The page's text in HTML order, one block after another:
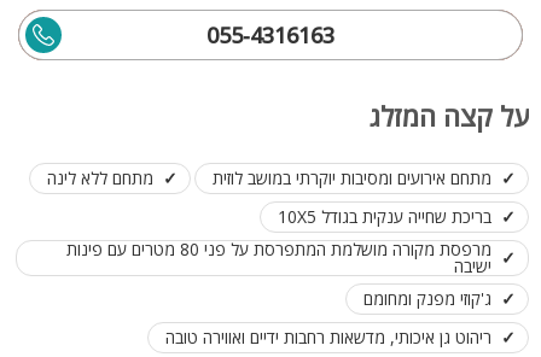
055-4316163
על קצה המזלג
מתחם אירועים ומסיבות יוקרתי במושב לוזית
מתחם ללא לינה
בריכת שחייה ענקית בגודל 10X5
מרפסת מקורה מושלמת המתפרסת על פני 80 מטרים עם פינות
ישיבה
ג'קוזי מפנק ומחומם
ריהוט גן איכותי, מדשאות רחבות ידיים ואווירה טובה